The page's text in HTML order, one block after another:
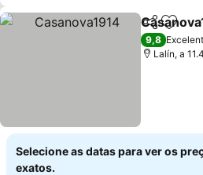
Partilhar
9,8
Lalín, a
Selecione as datas para ver os
exatos.